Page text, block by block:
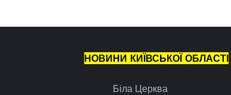
НОВИНИ КИЇВСЬКОЇ ОБЛАСТІ
Біла Церква